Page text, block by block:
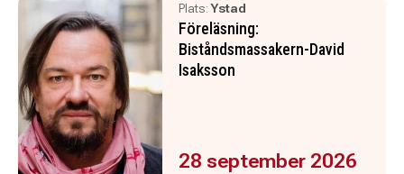
Plats:Ystad
Föreläsning:
Biståndsmassakern-David
Isaksson
Evenemanget är :
28 september 2026